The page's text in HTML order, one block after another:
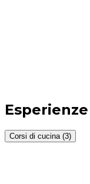
Esperienze
Corsi di cucina (3)